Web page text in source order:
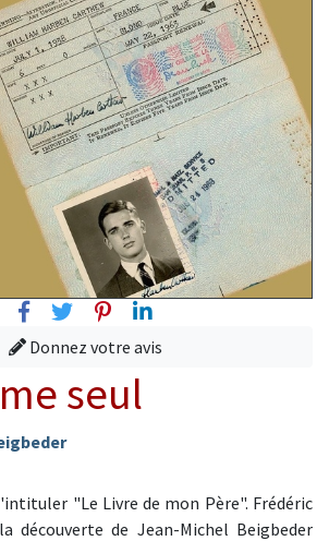
FacebookTwitterPinterest
Linkedin
Donnez votre avis
seul
"Le Livre de mon Père". Frédéric
découverte de Jean-Michel Beigbeder